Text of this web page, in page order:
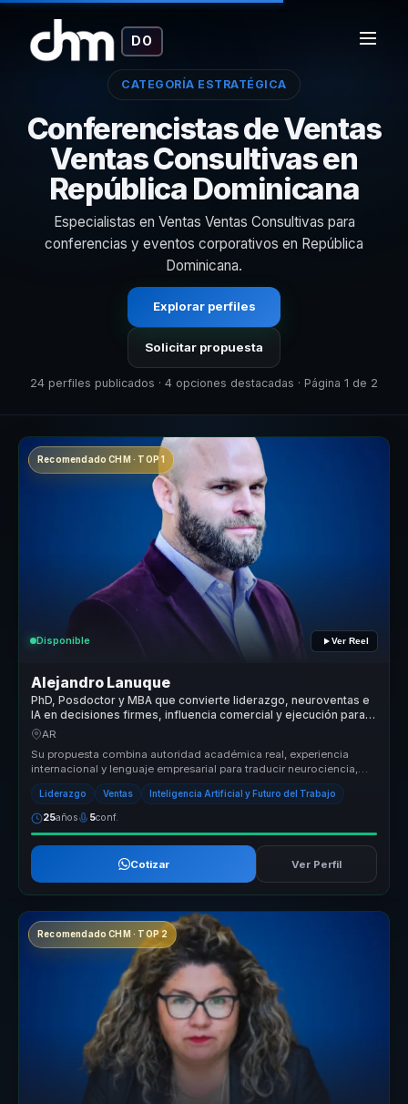
DO
CATEGORÍA ESTRATÉGICA
Conferencistas de Ventas
Ventas Consultivas en
República Dominicana
Especialistas en Ventas Ventas Consultivas para
conferencias y eventos corporativos en República
Dominicana.
Explorar perfiles
Solicitar propuesta
24 perfiles publicados · 4 opciones destacadas · Página 1 de 2
Recomendado CHM · TOP 1
Disponible Ver Reel
Alejandro Lanuque
PhD, Posdoctor y MBA que convierte liderazgo, neuroventas e
IA en decisiones firmes, influencia comercial y ejecución para
líderes y equipos
AR
Su propuesta combina autoridad académica real, experiencia
internacional y lenguaje empresarial para traducir neurociencia,
power skills ...
Liderazgo Ventas Inteligencia Artificial y Futuro del Trabajo
25años 5conf.
Cotizar Ver Perfil
Recomendado CHM · TOP 2